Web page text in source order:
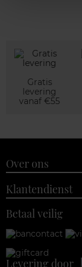
Gratis
levering
vanaf €55
Over ons
Klantendienst
Betaal veilig
Levering door